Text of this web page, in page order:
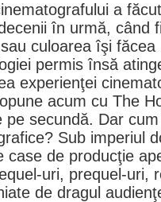
a
în urmă, când
culoarea îşi
permis însă
experienţei
acum cu The
pe secundă. Dar
Sub imperiul
case de producţie
uri, prequel-uri,
de dragul